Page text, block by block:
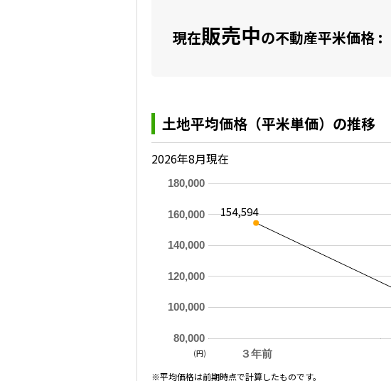
現在販売中の不動産平米価格 :
土地平均価格（平米単価）の推移
2026年8月現在
３年前
80,000
100,000
120,000
140,000
160,000
180,000
154,594
(円)
※平均価格は前期時点で計算したものです。